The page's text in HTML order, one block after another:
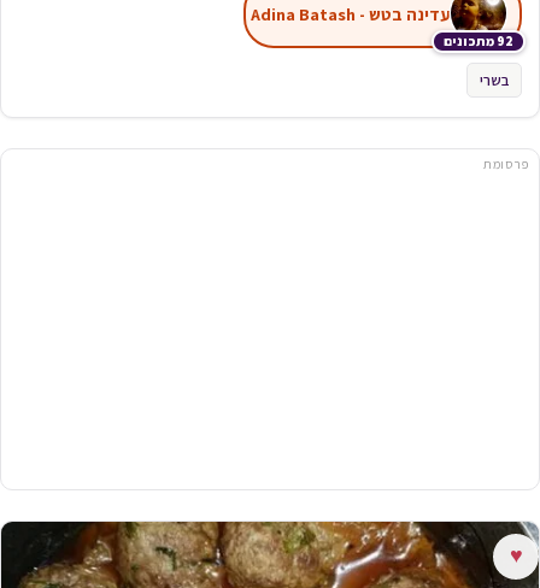
92 מתכונים
עדינה בטש - Adina Batash
בשרי
פרסומת
♥